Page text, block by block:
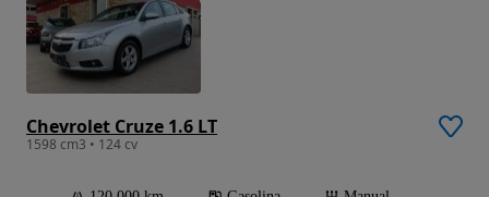
Chevrolet Cruze 1.6 LT
1598 cm3 • 124 cv